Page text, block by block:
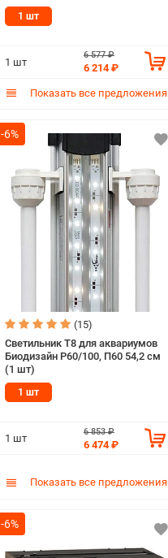
1 шт
1 шт
6 577 ₽
6 214 ₽
Показать все предложения
-6%
(15)
Светильник T8 для аквариумов
Биодизайн Р60/100, П60 54,2 см
(1 шт)
1 шт
1 шт
6 853 ₽
6 474 ₽
Показать все предложения
-6%